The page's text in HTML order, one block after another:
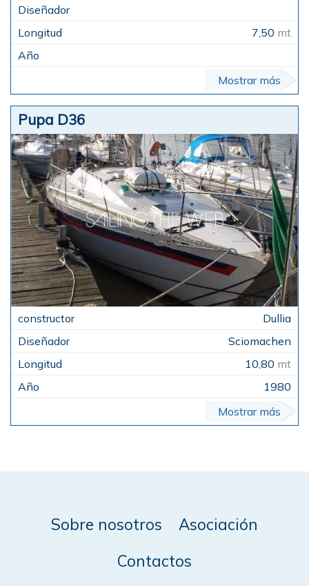
7,50 mt
Mostrar más
Pupa D36
Dullia
Sciomachen
10,80 mt
1980
Mostrar más
Sobre nosotros
Asociación
Contactos